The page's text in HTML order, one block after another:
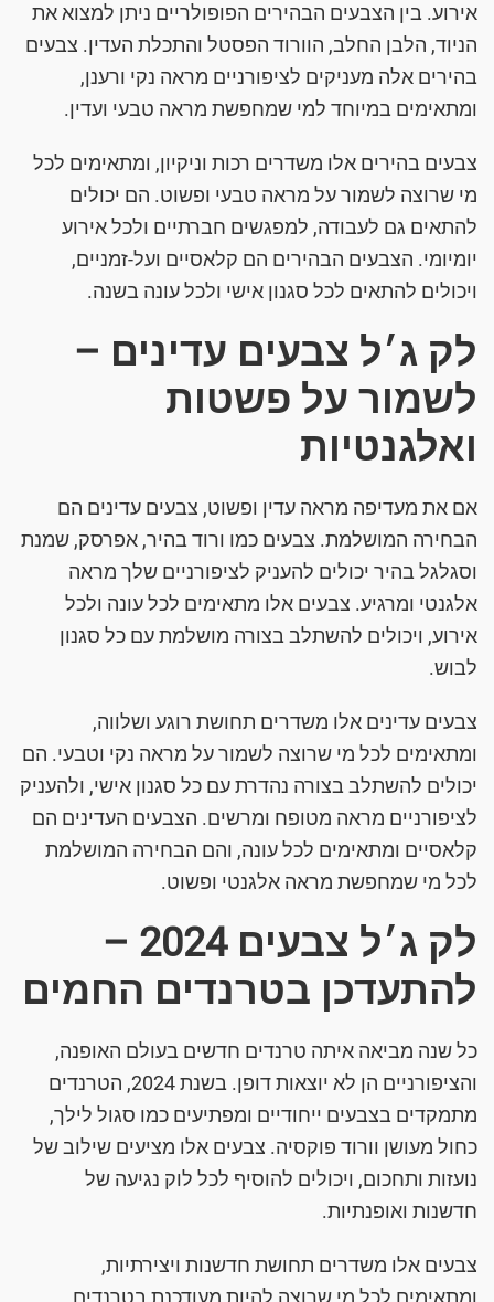
אירוע. בין הצבעים הבהירים הפופולריים ניתן למצוא את
הניוד, הלבן החלב, הוורוד הפסטל והתכלת העדין. צבעים
בהירים אלה מעניקים לציפורניים מראה נקי ורענן,
ומתאימים במיוחד למי שמחפשת מראה טבעי ועדין.
צבעים בהירים אלו משדרים רכות וניקיון, ומתאימים לכל
מי שרוצה לשמור על מראה טבעי ופשוט. הם יכולים
להתאים גם לעבודה, למפגשים חברתיים ולכל אירוע
יומיומי. הצבעים הבהירים הם קלאסיים ועל-זמניים,
ויכולים להתאים לכל סגנון אישי ולכל עונה בשנה.
לק ג׳ל צבעים עדינים –
לשמור על פשטות
ואלגנטיות
אם את מעדיפה מראה עדין ופשוט, צבעים עדינים הם
הבחירה המושלמת. צבעים כמו ורוד בהיר, אפרסק, שמנת
וסגלגל בהיר יכולים להעניק לציפורניים שלך מראה
אלגנטי ומרגיע. צבעים אלו מתאימים לכל עונה ולכל
אירוע, ויכולים להשתלב בצורה מושלמת עם כל סגנון
לבוש.
צבעים עדינים אלו משדרים תחושת רוגע ושלווה,
ומתאימים לכל מי שרוצה לשמור על מראה נקי וטבעי. הם
יכולים להשתלב בצורה נהדרת עם כל סגנון אישי, ולהעניק
לציפורניים מראה מטופח ומרשים. הצבעים העדינים הם
קלאסיים ומתאימים לכל עונה, והם הבחירה המושלמת
לכל מי שמחפשת מראה אלגנטי ופשוט.
לק ג׳ל צבעים 2024 –
להתעדכן בטרנדים החמים
כל שנה מביאה איתה טרנדים חדשים בעולם האופנה,
והציפורניים הן לא יוצאות דופן. בשנת 2024, הטרנדים
מתמקדים בצבעים ייחודיים ומפתיעים כמו סגול לילך,
כחול מעושן וורוד פוקסיה. צבעים אלו מציעים שילוב של
נועזות ותחכום, ויכולים להוסיף לכל לוק נגיעה של
חדשנות ואופנתיות.
צבעים אלו משדרים תחושת חדשנות ויצירתיות,
ומתאימים לכל מי שרוצה להיות מעודכנת בטרנדים